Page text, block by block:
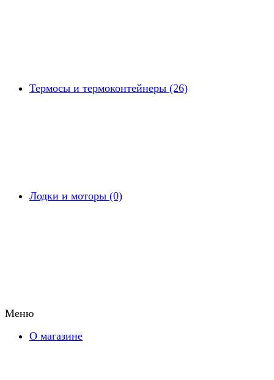
Термосы и термоконтейнеры (26)
Лодки и моторы (0)
Меню
О магазине